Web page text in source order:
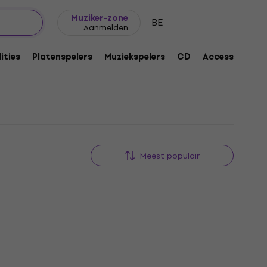
Muziker-zone
Aanmelden BE
Platenspelers Muziekspelers CD Accessoires
Meest populair